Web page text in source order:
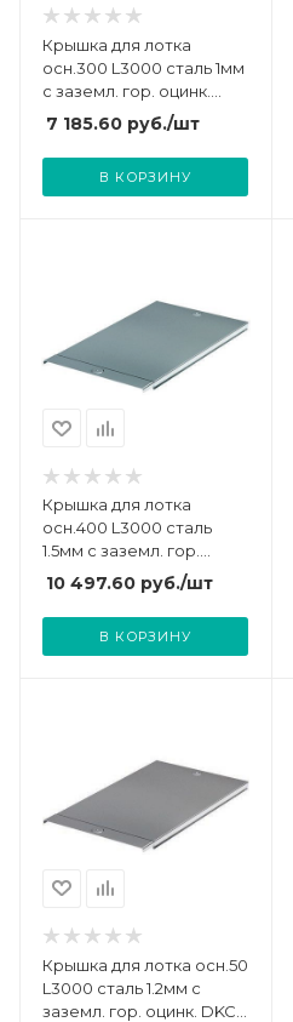
Крышка для лотка
осн.300 L3000 сталь 1мм
с заземл. гор. оцинк.
DKC 3552510HDZ
7 185.60 руб./шт
В КОРЗИНУ
Крышка для лотка
осн.400 L3000 сталь
1.5мм с заземл. гор.
оцинк. DKC 3552615HDZ
10 497.60 руб./шт
В КОРЗИНУ
Крышка для лотка осн.50
L3000 сталь 1.2мм с
заземл. гор. оцинк. DKC